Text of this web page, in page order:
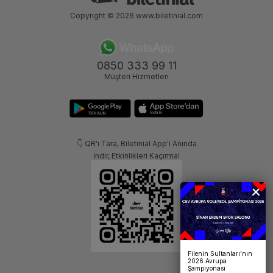
0850 333 99 11
Müşteri Hizmetleri
👇 QR'ı Tara, Biletinial App'i Anında
İndir, Etkinlikleri Kaçırma!
Copyright © 2026 www.biletinial.com
Filenin Sultanları’nın
2026 Avrupa
Şampiyonası